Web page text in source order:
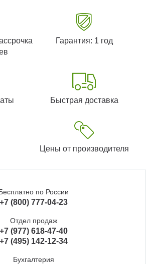
Гарантия: 1 год
Быстрая доставка
Цены от производителя
по России
+7 (800) 777-04-23
Отдел продаж
+7 (977) 618-47-40
+7 (495) 142-12-34
Бухгалтерия